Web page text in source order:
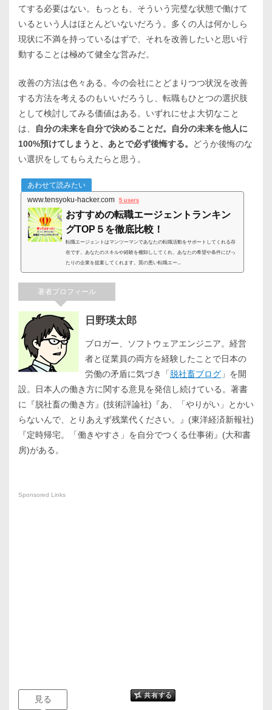
てする必要はない。もっとも、そういう完璧な状態で働けて
いるという人はほとんどいないだろう。多くの人は何かしら
現状に不満を持っているはずで、それを改善したいと思い行
動することは極めて健全な営みだ。
改善の方法は色々ある。今の会社にとどまりつつ状況を改善
する方法を考えるのもいいだろうし、転職もひとつの選択肢
として検討してみる価値はある。いずれにせよ大切なこと
は、
自分の未来を自分で決めることだ。自分の未来を他人に
100%預けてしまうと、あとで必ず後悔する。
どうか後悔のな
い選択をしてもらえたらと思う。
www.tensyoku-hacker.com
あわせて読みたい
5 users
おすすめの転職エージェントランキン
グTOP５を徹底比較！
転職エージェントはマンツーマンであなたの転職活動をサポートしてくれる存
在です。あなたのスキルや経験を棚卸ししてくれ、あなたの希望や条件にぴっ
たりの企業を提案してくれます。質の悪い転職エー...
著者プロフィール
日野瑛太郎
ブロガー、ソフトウェアエンジニア。経営
者と従業員の両方を経験したことで日本の
労働の矛盾に気づき「脱社畜ブログ 」を開
設。日本人の働き方に関する意見を発信し続けている。著書
に『脱社畜の働き方』(技術評論社)『あ、「やりがい」とかい
らないんで、とりあえず残業代ください。』(東洋経済新報社)
『定時帰宅。「働きやすさ」を自分でつくる仕事術』(大和書
房)がある。
Sponsored Links
見る